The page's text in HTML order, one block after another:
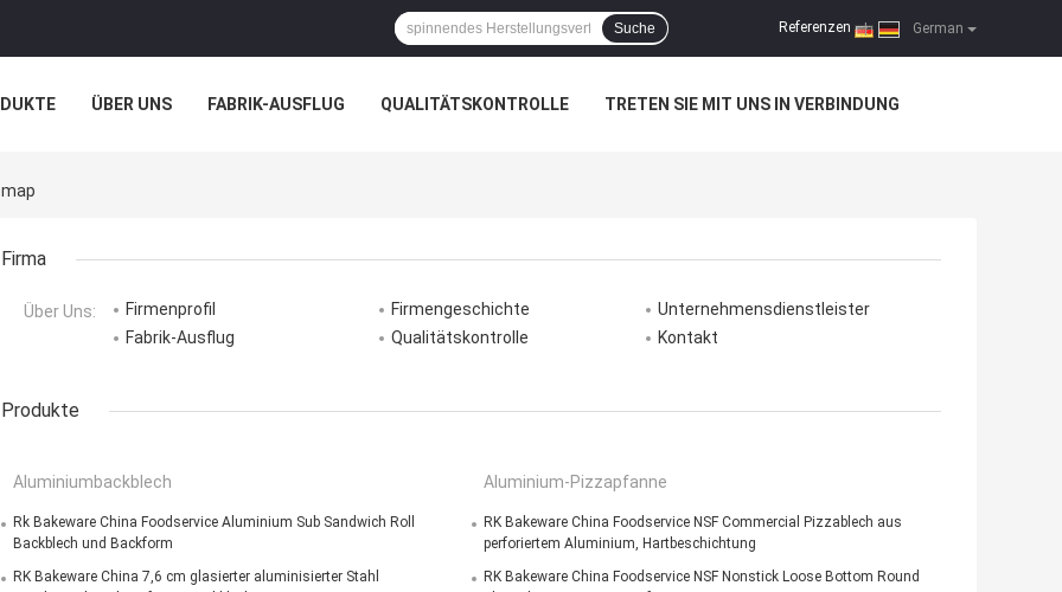
German
Referenzen |
Suche
ÜBER UNS FABRIK-AUSFLUG QUALITÄTSKONTROLLE TRETEN SIE MIT UNS IN VERBINDUNG
Firma
Über Uns: Firmenprofil Firmengeschichte
Unternehmensdienstleister
Fabrik-Ausflug
Qualitätskontrolle Kontakt
Produkte
Aluminiumbackblech
Rk Bakeware China Foodservice Aluminium Sub Sandwich Roll
Backblech und Backform
RK Bakeware China 7,6 cm glasierter aluminisierter Stahl
Aluminium-Pizzapfanne
RK Bakeware China Foodservice NSF Commercial Pizzablech aus
perforiertem Aluminium, Hartbeschichtung
RK Bakeware China Foodservice NSF Nonstick Loose Bottom Round